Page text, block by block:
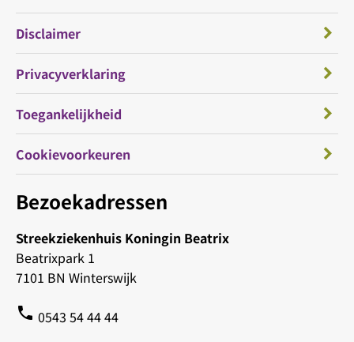
Bezoekadressen
Streekziekenhuis Koningin Beatrix
Beatrixpark 1
7101 BN Winterswijk
phone 0543 54 44 44
Disclaimer
Privacyverklaring
Toegankelijkheid
Cookievoorkeuren